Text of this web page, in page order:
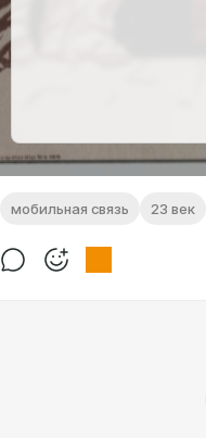
мобильная связь 23 век